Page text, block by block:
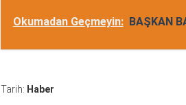
Okumadan Geçmeyin: BAŞKAN
Tarih: Haber